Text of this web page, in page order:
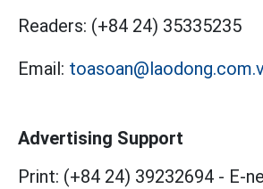
Readers: (+84 24) 35335235
Email:
Advertising Support
Print: (+84 24) 39232694 - E-